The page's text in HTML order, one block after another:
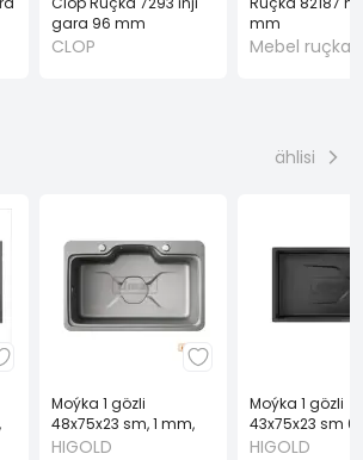
gara 96 mm
CLOP
mm
Mebel
ählisi
Moýka 1 gözli
48x75x23 sm, 1 mm,
komplekt çal HIGOLD
HIGOLD
Moýka 1 gözli
43x75x23 sm
komplekt gara
HIGOLD